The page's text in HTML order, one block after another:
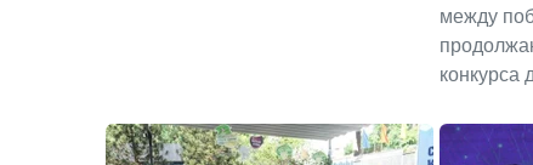
между
конкурса